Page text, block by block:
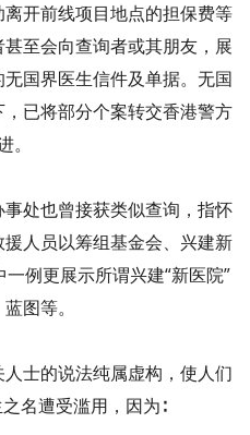
开前线项目地点的担保费等
至会向查询者或其朋友，展
国界医生信件及单据。无国
已将部分个案转交香港警方
。
处也曾接获类似查询，指怀
人员以筹组基金会、兴建新
例更展示所谓兴建“新医院”
图等。
士的说法纯属虚构，使人们
名遭受滥用，因为∶